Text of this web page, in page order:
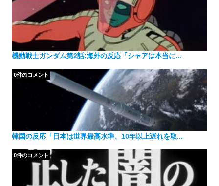
機動戦士ガンダム第2話:海外の反応「シャアは本当に...
韓国の反応「日本は世界最高水準、10年以上遅れを取...
0件のコメント
0件のコメント